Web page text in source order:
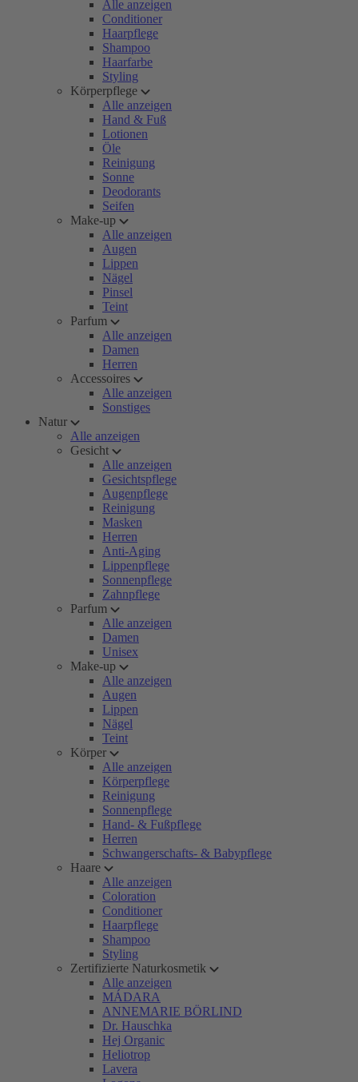
Alle anzeigen
Conditioner
Haarpflege
Shampoo
Haarfarbe
Styling
Körperpflege
Alle anzeigen
Hand & Fuß
Lotionen
Öle
Reinigung
Sonne
Deodorants
Seifen
Make-up
Alle anzeigen
Augen
Lippen
Nägel
Pinsel
Teint
Parfum
Alle anzeigen
Damen
Herren
Accessoires
Alle anzeigen
Sonstiges
Natur
Alle anzeigen
Gesicht
Alle anzeigen
Gesichtspflege
Augenpflege
Reinigung
Masken
Herren
Anti-Aging
Lippenpflege
Sonnenpflege
Zahnpflege
Parfum
Alle anzeigen
Damen
Unisex
Make-up
Alle anzeigen
Augen
Lippen
Nägel
Teint
Körper
Alle anzeigen
Körperpflege
Reinigung
Sonnenpflege
Hand- & Fußpflege
Herren
Schwangerschafts- & Babypflege
Haare
Alle anzeigen
Coloration
Conditioner
Haarpflege
Shampoo
Styling
Zertifizierte Naturkosmetik
Alle anzeigen
MÁDARA
ANNEMARIE BÖRLIND
Dr. Hauschka
Hej Organic
Heliotrop
Lavera